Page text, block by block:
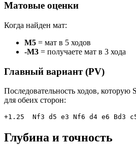
Матовые оценки
Когда найден мат:
M5 = мат в 5 ходов
-M3 = получаете мат в 3 хода
Главный вариант (PV)
Последовательность ходов, которую
для обеих сторон:
+1.25  Nf3 d5 e3 Nf6 d4 e6 Bd3
Глубина и точность